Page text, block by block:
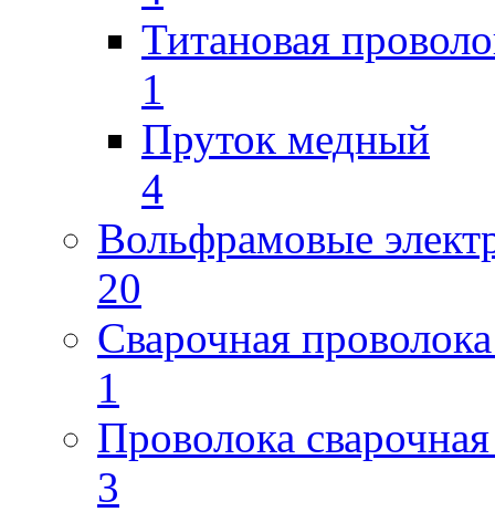
Титановая
1
Пруток медный
4
Вольфрамовые
20
Сварочная
1
Проволока
3